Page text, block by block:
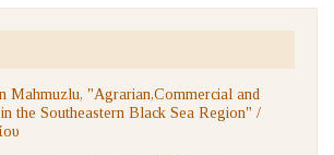
Mahmuzlu, "Agrarian,Commercial and
the Southeastern Black Sea Region" /